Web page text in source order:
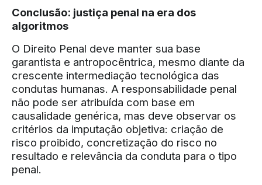
Conclusão: justiça penal na era dos
algoritmos
O Direito Penal deve manter sua base
garantista e antropocêntrica, mesmo diante da
crescente intermediação tecnológica das
condutas humanas. A responsabilidade penal
não pode ser atribuída com base em
causalidade genérica, mas deve observar os
critérios da imputação objetiva: criação de
risco proibido, concretização do risco no
resultado e relevância da conduta para o tipo
penal.